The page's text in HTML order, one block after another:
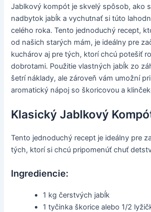
Jablkový kompót je skvelý spôsob, ako
nadbytok jabĺk a vychutnať si túto
celého roka. Tento jednoduchý recept,
od našich starých mám, je ideálny pre
kuchárov aj pre tých, ktorí chcú potešiť
dobrotami. Použitie vlastných jabĺk zo
šetrí náklady, ale zároveň vám umožní
aromatický nápoj so škoricovou a
Klasický Jablkový
Tento jednoduchý recept je ideálny pre
tých, ktorí si chcú pripomenúť chuť
Ingrediencie:
1 kg čerstvých jabĺk
1 tyčinka škorice alebo 1/2